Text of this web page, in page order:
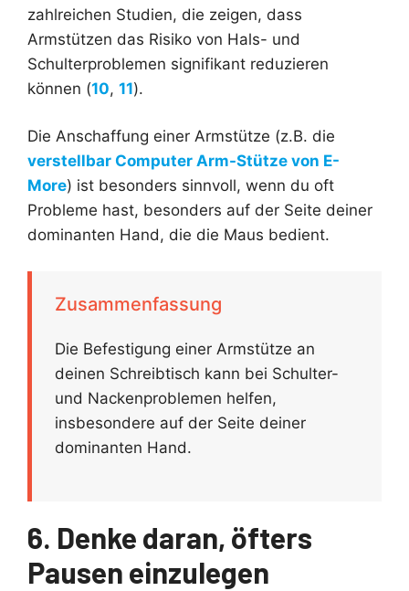
zahlreichen Studien, die zeigen, dass
Armstützen das Risiko von Hals- und
Schulterproblemen signifikant reduzieren
können (10, 11).
Die Anschaffung einer Armstütze (z.B. die
verstellbar Computer Arm-Stütze von E-
More) ist besonders sinnvoll, wenn du oft
Probleme hast, besonders auf der Seite deiner
dominanten Hand, die die Maus bedient.
Zusammenfassung
Die Befestigung einer Armstütze an
deinen Schreibtisch kann bei Schulter-
und Nackenproblemen helfen,
insbesondere auf der Seite deiner
dominanten Hand.
6. Denke daran, öfters
Pausen einzulegen